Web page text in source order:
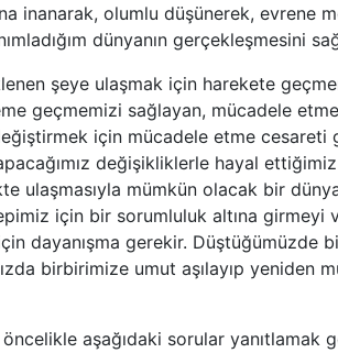
inanarak, olumlu düşünerek, evrene
dünyanın gerçekleşmesini
şeye ulaşmak için harekete
geçmemizi sağlayan, mücadele
için mücadele etme
değişikliklerle hayal
ulaşmasıyla mümkün olacak bir
için bir sorumluluk altına girmeyi
dayanışma gerekir. Düştüğümüzde
birbirimize umut aşılayıp yeniden
aşağıdaki sorular yanıtlamak